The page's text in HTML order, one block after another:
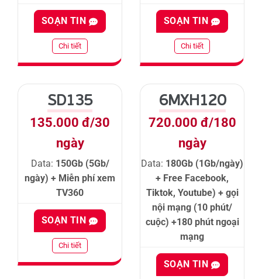
SOẠN TIN
Chi tiết
SOẠN TIN
Chi tiết
SD135
135.000 đ/30
ngày
Data: 150Gb (5Gb/
ngày) + Miễn phí xem
TV360
SOẠN TIN
Chi tiết
6MXH120
720.000 đ/180
ngày
Data: 180Gb (1Gb/ngày)
+ Free Facebook,
Tiktok, Youtube) + gọi
nội mạng (10 phút/
cuộc) +180 phút ngoại
mạng
SOẠN TIN